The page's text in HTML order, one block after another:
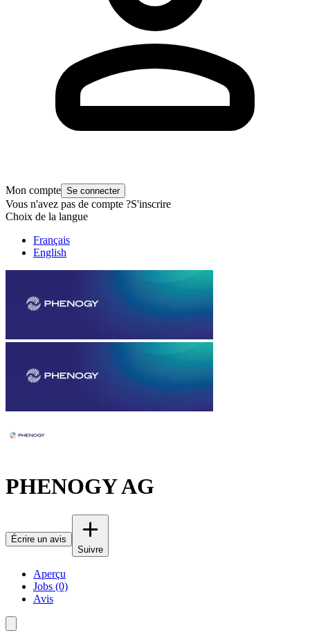
Mon compte Se connecter
Vous n'avez pas de compte ?S'inscrire
Choix de la langue
Français
English
PHENOGY AG
Écrire un avis
Suivre
Aperçu
Jobs (0)
Avis